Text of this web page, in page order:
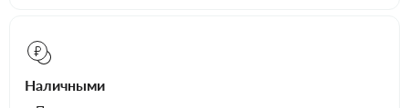
Наличными